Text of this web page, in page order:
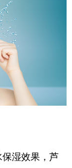
湿效果，芦